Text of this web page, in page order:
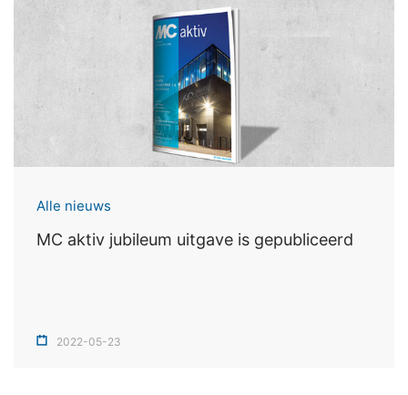
Alle nieuws
MC aktiv jubileum uitgave is gepubliceerd
2022-05-23